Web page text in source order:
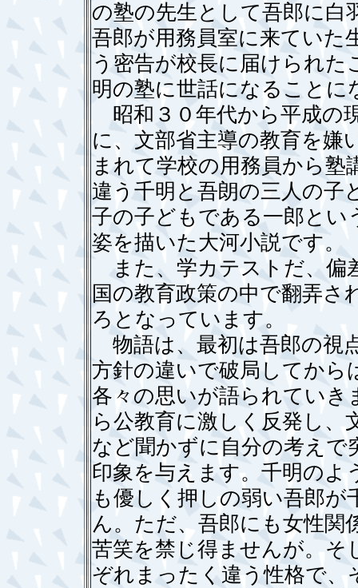
の塾の先生として吾郎に白
吾郎が用務員室に来ていた
う密告が校長に届けられ
明の塾に世話になることに
昭和３０年代から平成の
に、文部省主導の教育を嫌
まれて学校の用務員から
違う千明と吾朗の三人の子
子の子どもである一郎とい
姿を描いた大河小説です。
また、学カテストだ、偏
国の教育政策の中で翻弄
ろとなっています。
物語は、最初は吾郎の視
方針の違いで破局してから
各々の思いが語られていき
ら公教育に激しく反発し、
など聞かずに自分の考え
印象を与えます。千明のよ
も優しく押しの弱い吾郎
ん。ただ、吾郎にも女性関
苦笑を禁じ得ませんが。そ
ぞれまったく違う性格で、